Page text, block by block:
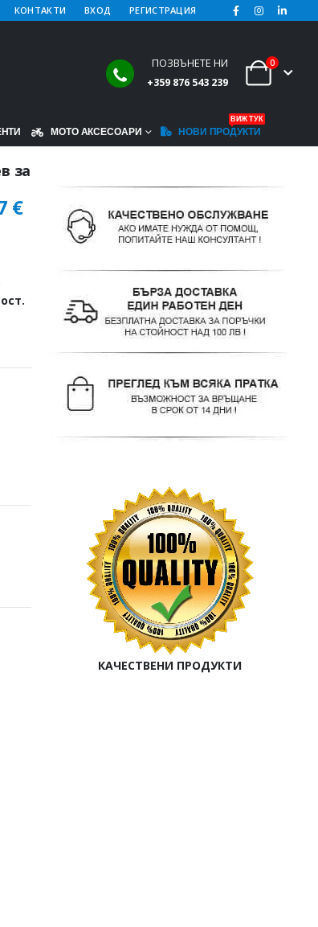
КОНТАКТИ ВХОД РЕГИСТРАЦИЯ
ПОЗВЪНЕТЕ НИ
+359 876 543 239
0
МОТО АКСЕСОАРИ НОВИ ПРОДУКТИ
ВИЖ ТУК
за
€
КАЧЕСТВЕНИ ПРОДУКТИ